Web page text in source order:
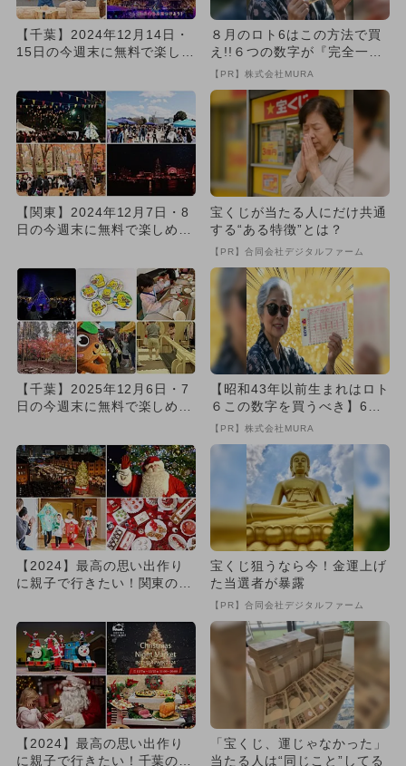
【千葉】2024年12月14日・
15日の今週末に無料で楽しめ
８月のロト6はこの方法で買
え!!６つの数字が『完全一
致』する方法
【PR】株式会社MURA
【関東】2024年12月7日・8
日の今週末に無料で楽しめる
宝くじが当たる人にだけ共通
する“ある特徴”とは？
【PR】合同会社デジタルファーム
【千葉】2025年12月6日・7
日の今週末に無料で楽しめる
【昭和43年以前生まれはロト
６この数字を買うべき】6つ
の数字が「完全一致」する
【PR】株式会社MURA
【2024】最高の思い出作り
に親子で行きたい！関東のお
宝くじ狙うなら今！金運上げ
た当選者が暴露
【PR】合同会社デジタルファーム
【2024】最高の思い出作り
に親子で行きたい！千葉のお
「宝くじ、運じゃなかった」
当たる人は“同じこと”してる